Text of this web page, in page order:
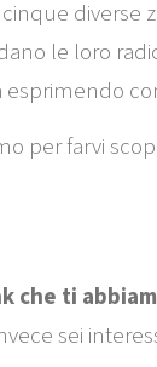
le loro
per farvi
che ti
sei